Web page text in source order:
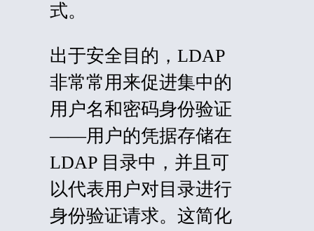
式。
出于安全目的，LDAP
非常常用来促进集中的
用户名和密码身份验证
——用户的凭据存储在
LDAP 目录中，并且可
以代表用户对目录进行
身份验证请求。这简化